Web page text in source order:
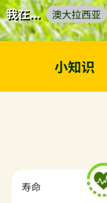
我在... 澳大拉西亚
小知识
寿命